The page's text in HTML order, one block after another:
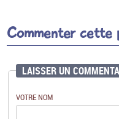
Commenter cette
LAISSER UN
VOTRE NOM